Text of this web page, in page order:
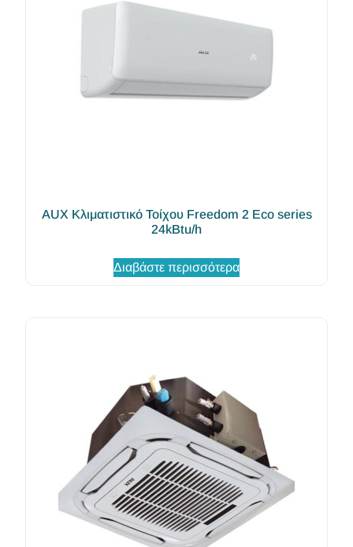
AUX Κλιματιστικό Τοίχου Freedom 2 Eco series
24kBtu/h
Διαβάστε περισσότερα